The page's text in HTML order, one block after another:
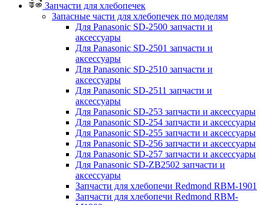
Запчасти для хлебопечек
Запасные части для хлебопечек по моделям
Для Panasonic SD-2500 запчасти и
аксессуары
Для Panasonic SD-2501 запчасти и
аксессуары
Для Panasonic SD-2510 запчасти и
аксессуары
Для Panasonic SD-2511 запчасти и
аксессуары
Для Panasonic SD-253 запчасти и аксессуары
Для Panasonic SD-254 запчасти и аксессуары
Для Panasonic SD-255 запчасти и аксессуары
Для Panasonic SD-256 запчасти и аксессуары
Для Panasonic SD-257 запчасти и аксессуары
Для Panasonic SD-ZB2502 запчасти и
аксессуары
Запчасти для хлебопечи Redmond RBM-1901
Запчасти для хлебопечи Redmond RBM-